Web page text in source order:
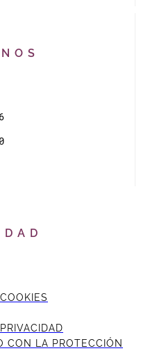
CON LA PROTECCIÓN